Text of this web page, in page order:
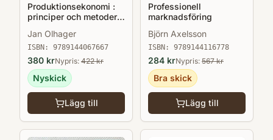
Produktionsekonomi :
principer och metoder
och utveckling av
industriell produktion
Jan Olhager
ISBN: 9789144067667
380 krNypris: 422kr
Nyskick
Lägg till
Professionell
marknadsföring
Björn Axelsson
ISBN: 9789144116778
284 krNypris: 567kr
Bra skick
Lägg till